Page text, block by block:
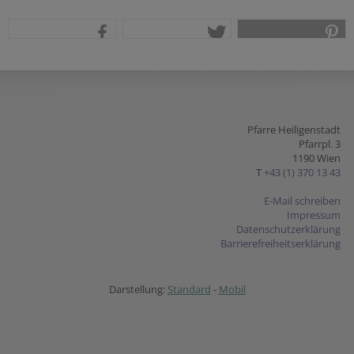
Pfarre Heiligenstadt
Pfarrpl. 3
1190 Wien
T +43 (1) 370 13 43
E-Mail schreiben
Impressum
Datenschutzerklärung
Barrierefreiheitserklärung
Darstellung: Standard - Mobil